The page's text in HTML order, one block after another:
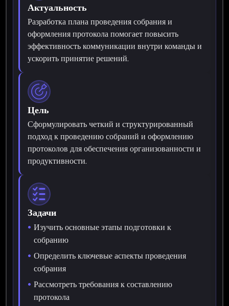
Актуальность
Разработка плана проведения собрания и
оформления протокола помогает повысить
эффективность коммуникации внутри команды и
ускорить принятие решений.
Цель
Сформулировать четкий и структурированный
подход к проведению собраний и оформлению
протоколов для обеспечения организованности и
продуктивности.
Задачи
Изучить основные этапы подготовки к
собранию
Определить ключевые аспекты проведения
собрания
Рассмотреть требования к составлению
протокола